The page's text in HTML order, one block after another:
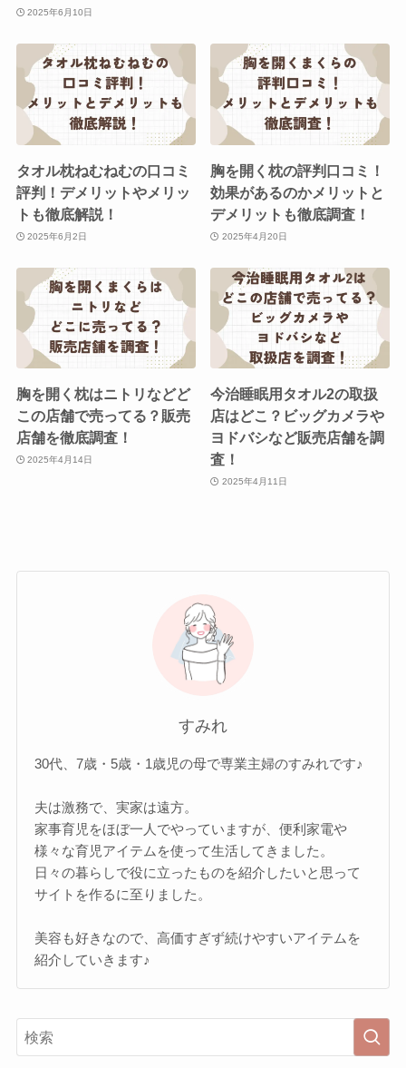
2025年6月10日
タオル枕ねむねむの口コミ
評判！デメリットやメリッ
トも徹底解説！
2025年6月2日
胸を開く枕の評判口コミ！
効果があるのかメリットと
デメリットも徹底調査！
2025年4月20日
胸を開く枕はニトリなどど
この店舗で売ってる？販売
店舗を徹底調査！
2025年4月14日
今治睡眠用タオル2の取扱
店はどこ？ビッグカメラや
ヨドバシなど販売店舗を調
査！
2025年4月11日
すみれ
30代、7歳・5歳・1歳児の母で専業主婦のすみれです♪
夫は激務で、実家は遠方。
家事育児をほぼ一人でやっていますが、便利家電や
様々な育児アイテムを使って生活してきました。
日々の暮らしで役に立ったものを紹介したいと思って
サイトを作るに至りました。
美容も好きなので、高価すぎず続けやすいアイテムを
紹介していきます♪